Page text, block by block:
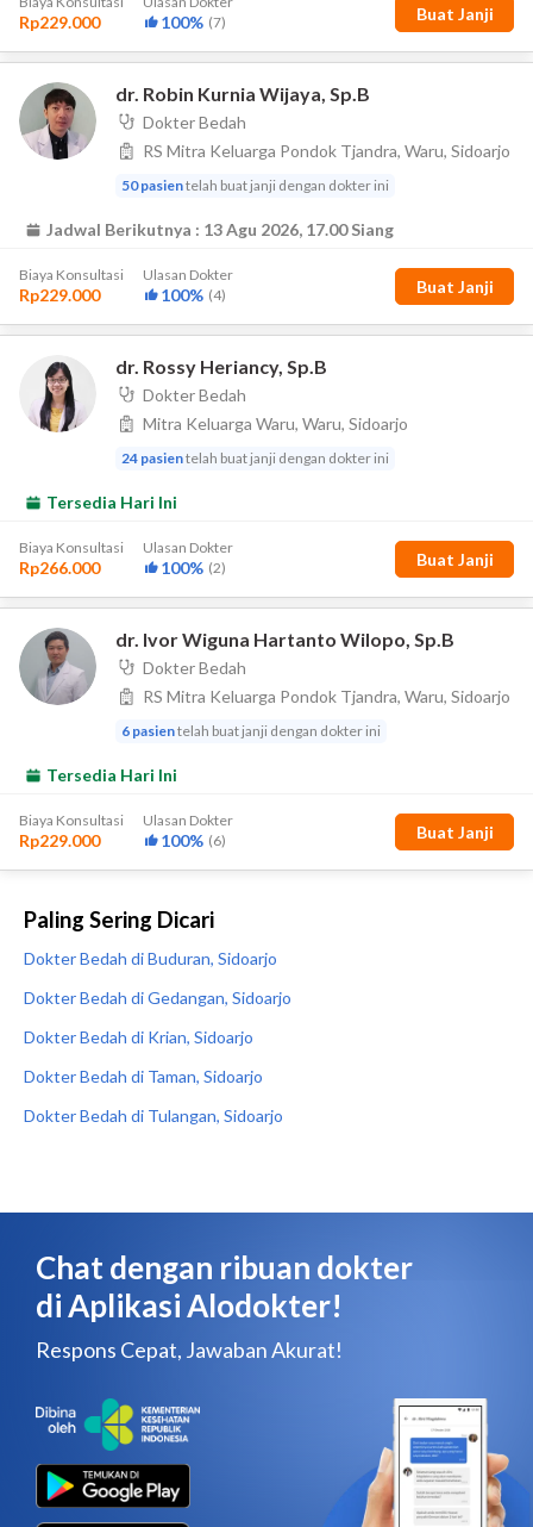
Paling Sering Dicari
Dokter Bedah di Buduran, Sidoarjo
Dokter Bedah di Gedangan, Sidoarjo
Dokter Bedah di Krian, Sidoarjo
Dokter Bedah di Taman, Sidoarjo
Dokter Bedah di Tulangan, Sidoarjo